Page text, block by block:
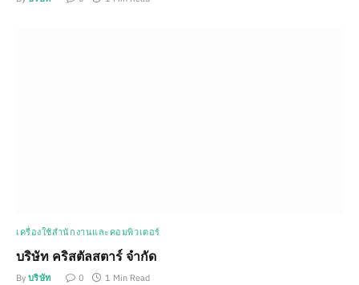
เครื่องใช้สำนักงานและคอมพิวเตอร์
บริษัท คริสตัลสตาร์ จำกัด
By บริษัท 0 1 Min Read